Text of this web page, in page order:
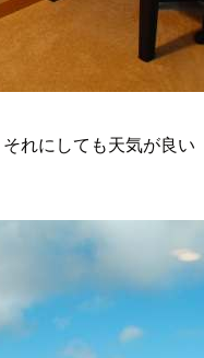
れにしても天気が良い